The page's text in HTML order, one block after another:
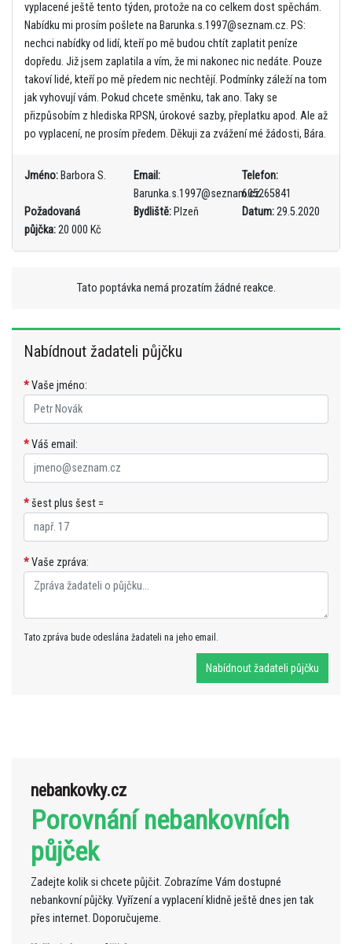
vyplacené ještě tento týden, protože na co celkem dost spěchám.
Nabídku mi prosím pošlete na Barunka.s.1997@seznam.cz. PS:
nechci nabídky od lidí, kteří po mě budou chtít zaplatit peníze
dopředu. Již jsem zaplatila a vím, že mi nakonec nic nedáte. Pouze
takoví lidé, kteří po mě předem nic nechtějí. Podmínky záleží na tom
jak vyhovují vám. Pokud chcete směnku, tak ano. Taky se
přizpůsobím z hlediska RPSN, úrokové sazby, přeplatku apod. Ale až
po vyplacení, ne prosím předem. Děkuji za zvážení mé žádosti, Bára.
Jméno: Barbora S.
Email:
Barunka.s.1997@seznam.cz
Telefon:
605265841
Požadovaná
půjčka:20 000 Kč
Bydliště:Plzeň Datum:29.5.2020
Tato poptávka nemá prozatím žádné reakce.
Nabídnout žadateli půjčku
*Vaše jméno:
*Váš email:
*šest plus šest =
*Vaše zpráva:
Tato zpráva bude odeslána žadateli na jeho email.
nebankovky.cz
Porovnání nebankovních
půjček
Zadejte kolik si chcete půjčit. Zobrazíme Vám dostupné
nebankovní půjčky. Vyřízení a vyplacení klidně ještě dnes jen tak
přes internet. Doporučujeme.